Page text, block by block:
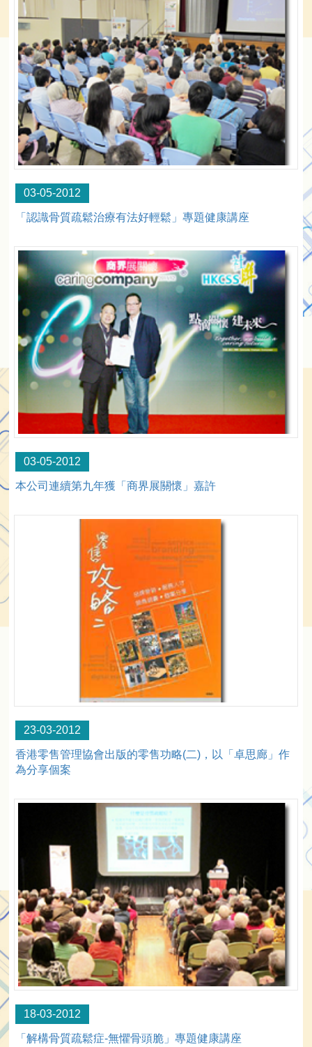
03-05-2012
「認識骨質疏鬆治療有法好輕鬆」專題健康講座
03-05-2012
本公司連續第九年獲「商界展關懷」嘉許
23-03-2012
香港零售管理協會出版的零售功略(二)，以「卓思廊」作
為分享個案
18-03-2012
「解構骨質疏鬆症-無懼骨頭脆」專題健康講座